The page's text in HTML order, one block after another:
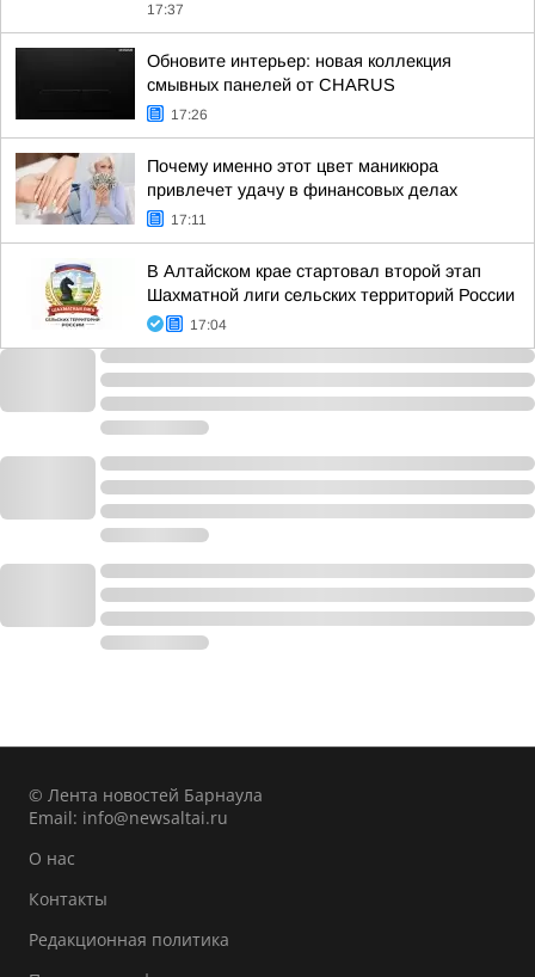
17:37
Обновите интерьер: новая коллекция
смывных панелей от CHARUS
17:26
Почему именно этот цвет маникюра
привлечет удачу в финансовых делах
17:11
В Алтайском крае стартовал второй этап
Шахматной лиги сельских территорий России
17:04
© Лента новостей Барнаула
Email: info@newsaltai.ru
О нас
Контакты
Редакционная политика